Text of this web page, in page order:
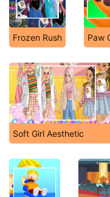
Frozen Rush Paw
Soft Girl Aesthetic